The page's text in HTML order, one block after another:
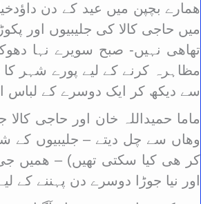
ھمارے بچپن میں عید کے دن
میں حاجی کالا کی جلیبیوں اور
تھاھی نہیں- صبح سویرے نہا
مظاہرہ کرنے کے لیے پورے شہر
سے دیکھ کر ایک دوسرے کے لباس
ماما حمیداللہ خان اور حاجی
وھاں سے چل دیتے – جلیبیوں کے
کر ھی کیا سکتی تھیں) – ھمیں جی
اور نیا جوڑا دوسرے دن پہننے کے